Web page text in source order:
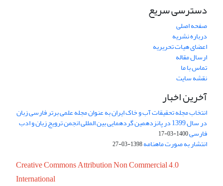
دسترسی سریع
صفحه اصلی
درباره نشریه
اعضای هیات تحریریه
ارسال مقاله
تماس با ما
نقشه سایت
آخرین اخبار
انتخاب مجله تحقیقات آب و خاک ایران به عنوان مجله علمی برتر فارسی زبان
در سال 1399 در پانزدهمین گردهمایی بین المللی انجمن ترویج زبان و ادب
فارسی1400-03-17
انتشار به صورت ماهنامه1398-03-27
Creative Commons Attribution Non Commercial 4.0
International